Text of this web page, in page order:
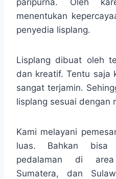
menentukan
penyedia lisplang.
Lisplang dibuat oleh
dan kreatif. Tentu saja
sangat terjamin.
lisplang sesuai dengan
Kami melayani
luas. Bahkan bisa
pedalaman di
Sumatera, dan